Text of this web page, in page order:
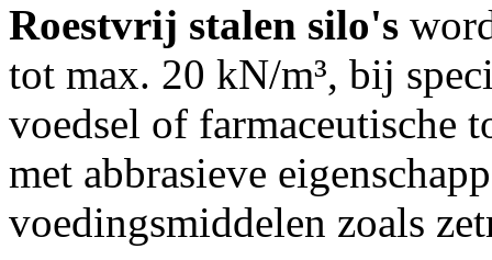
Roestvrij stalen silo's
tot max. 20 kN/m³, bij
voedsel of farmaceutische
met abbrasieve
voedingsmiddelen zoals